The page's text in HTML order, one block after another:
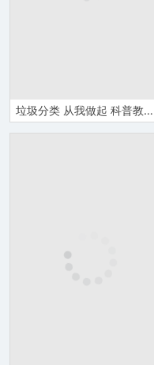
垃圾分类 从我做起 科普教育PPT模板